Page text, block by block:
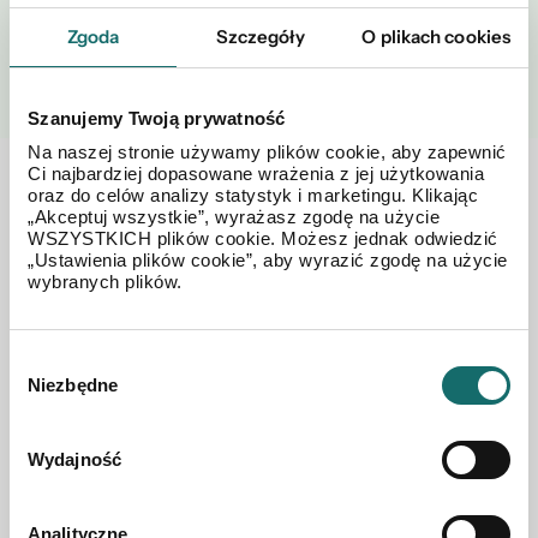
Zgoda Szczegóły O plikach cookies
Szanujemy Twoją prywatność
Na naszej stronie używamy plików cookie, aby zapewnić
Ci najbardziej dopasowane wrażenia z jej użytkowania
oraz do celów analizy statystyk i marketingu. Klikając
„Akceptuj wszystkie”, wyrażasz zgodę na użycie
WSZYSTKICH plików cookie. Możesz jednak odwiedzić
„Ustawienia plików cookie”, aby wyrazić zgodę na użycie
wybranych plików.
zgody
Niezbędne
Wydajność
Analityczne
WYŚLIJ
Zobacz również w okolicy